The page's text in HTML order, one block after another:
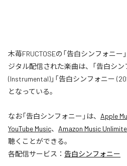
木苺FRUCTOSEの「告白シンフォニ
ジタル配信された楽曲は、「告白シン
(Instrumental)」「告白シンフォニー
となっている。
なお「告白シンフォニー 」は、 Apple
YouTube Music、 Amazon Music
聴くことができる。
各配信サービス： 告白シンフォニー